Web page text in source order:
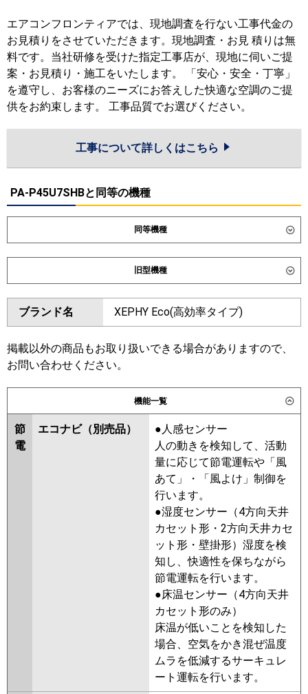
エアコンフロンティアでは、現地調査を行ない工事代金の
お見積りをさせていただきます。現地調査・お見 積りは無
料です。当社研修を受けた指定工事店が、現地に伺いご提
案・お見積り・施工をいたします。 「安心・安全・丁寧」
を遵守し、お客様のニーズにお答えした快適な空調のご提
供をお約束します。 工事品質でお選びください。
工事について詳しくはこちら
PA-P45U7SHBと同等の機種
同等機種
ダイキン SZRC45CNV SZRC45CV
SZRUC45CV
東芝
GUSA04513J1MUB
GUSA04513J1XU
GUSA04513JP1MUB
ERMP45SHE6
日立 RCI-GP45RSHJ12
三菱重工 FDTV456HK6SA FDTV456HK6SA-
FDTV456HK6SA-osj
FDTV456HK6SA-rak
PA-P45U7SHNCX PA-P45U7SHNC
PA-P45U7SHC
旧型機種
ダイキン SZRC45BYV SZRC45BYNV
SZRUC45BYV SZRC45BJNV
SZRC45BJV SZRJC45BJV
SZRJC45BFV SZRC45BFV
SZRC45BFNV
GUSA04513JXU
GUSA04513JMUB
GUSA04513JPMUB
GUSA04513JPXU
RUSA04533JMUB RUSA04533JXU
RUSA04533JMU
RUSA04533JM
RUSA04533JX AUSA04577JX
AUSA04577JM
PLZ-ERMP45SHLE5
PLZ-
ERMP45SH5 PLZ-ERMP45SHE5
PLZ-ERMP45SHLE4 PLZ-
ERMP45SH4 PLZ-ERMP45SHE4
PLZ-ERMP45SHLE3
PLZ-
ERMP45SHE3 PLZ-ERMP45SH3
PLZ-ERMP45SH2 PLZ-
ERMP45SHLE2 PLZ-
ERMP45SHE2 PLZ-ERMP45SEEZ
PLZ-ERMP45SEZ PLZ-
ブランド名 XEPHY Eco(高効率タイプ)
掲載以外の商品もお取り扱いできる場合がありますので、
お問い合わせください。
機能一覧
節
電
エコナビ（別売品）
●人感センサー
人の動きを検知して、活動
量に応じて節電運転や「風
あて」・「風よけ」制御を
行います。
●湿度センサー（4方向天井
カセット形・2方向天井カセ
ット形・壁掛形）湿度を検
知し、快適性を保ちながら
節電運転を行います。
●床温センサー（4方向天井
カセット形のみ）
床温が低いことを検知した
場合、空気をかき混ぜ温度
ムラを低減するサーキュレ
ート運転を行います。